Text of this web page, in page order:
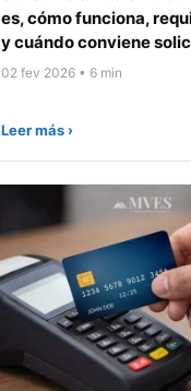
es, cómo funciona,
y cuándo conviene
02 fev 2026 • 6 min
Leer más ›